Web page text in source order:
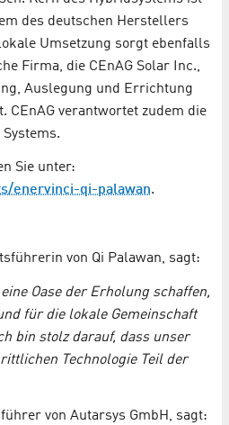
des deutschen Herstellers
Umsetzung sorgt ebenfalls
Firma, die CEnAG Solar Inc.,
Auslegung und Errichtung
CEnAG verantwortet zudem die
Sie unter:
enervinci-qi-palawan.
von Qi Palawan, sagt:
Oase der Erholung schaffen,
für die lokale Gemeinschaft
bin stolz darauf, dass unser
Technologie Teil der
von Autarsys GmbH, sagt: